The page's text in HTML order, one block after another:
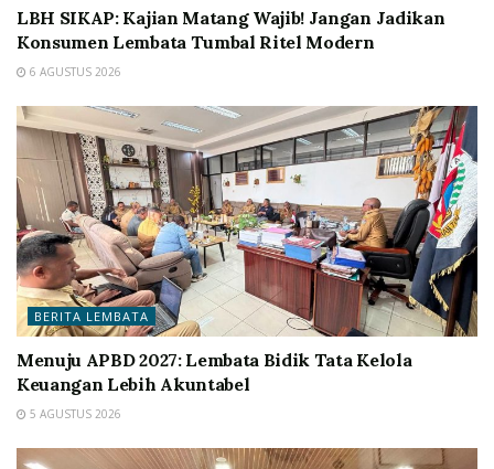
LBH SIKAP: Kajian Matang Wajib! Jangan Jadikan
Konsumen Lembata Tumbal Ritel Modern
6 AGUSTUS 2026
BERITA LEMBATA
Menuju APBD 2027: Lembata Bidik Tata Kelola
Keuangan Lebih Akuntabel
5 AGUSTUS 2026